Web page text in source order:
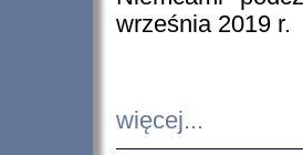
września 2019 r.
więcej...